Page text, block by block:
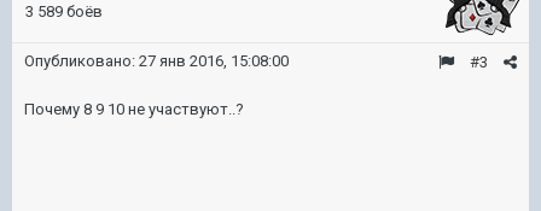
3 589 боёв
#3
Опубликовано: 27 янв 2016, 15:08:00
Почему 8 9 10 не участвуют..?